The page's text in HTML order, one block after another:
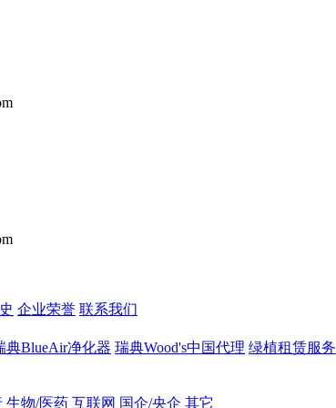
企业荣誉 联系我们
典BlueAir净化器 瑞典Wood's中国代理 绿植租赁服务
生物/医药 互联网 国企/央企 其它